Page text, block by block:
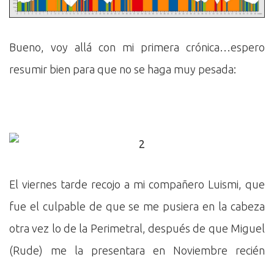
Bueno, voy allá con mi primera crónica…espero
resumir bien para que no se haga muy pesada:
El viernes tarde recojo a mi compañero Luismi, que
fue el culpable de que se me pusiera en la cabeza
otra vez lo de la Perimetral, después de que Miguel
(Rude) me la presentara en Noviembre recién